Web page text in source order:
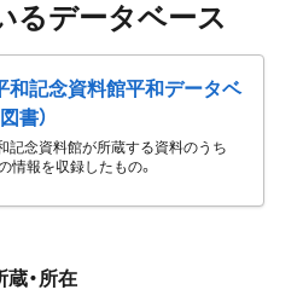
るデータベース
和記念資料館平和データベ
書）
記念資料館が所蔵する資料のうち
の情報を収録したもの。
蔵・所在